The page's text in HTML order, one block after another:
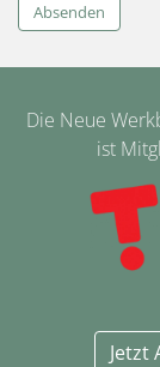
Absenden
Die Neue
ist
Jetzt